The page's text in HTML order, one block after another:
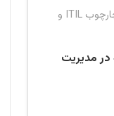
[ مجری تخصصی پیاده‌سازی چارچوب ITIL و
پارادوکس استفاده از SLA در مدیریت